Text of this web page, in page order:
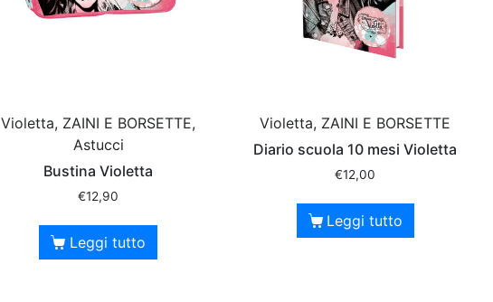
Violetta, ZAINI E BORSETTE,
Astucci
Bustina Violetta
€12,90
Leggi tutto
Violetta, ZAINI E BORSETTE
Diario scuola 10 mesi Violetta
€12,00
Leggi tutto